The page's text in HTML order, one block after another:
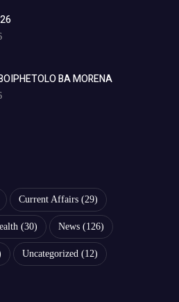
BA MORENA
Current Affairs (29)
(30) News (126)
Uncategorized (12)